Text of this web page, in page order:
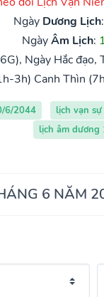
Ngày Dương Lịch:
NgàyÂm Lịch:
Ngày Hắc
3h) Canh Thìn
6/2044 lịch vạn
lịch âm dương
6 NĂM